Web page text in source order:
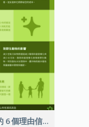
走向綠色的 6 個理由信息圖表